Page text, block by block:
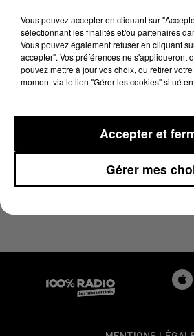
10 juin 2026 - 1 min 14 sec
L'AGENDA DU BÉARN DU
Vous pouvez accepter en cliquant sur
sélectionnant les finalités et/ou partenaires
Vous pouvez également refuser en cliquant
accepter". Vos préférences ne s'appliqueront
pouvez mettre à jour vos choix, ou retirer
moment via le lien "Gérer les cookies" situé
Gérer mes
Accepter et